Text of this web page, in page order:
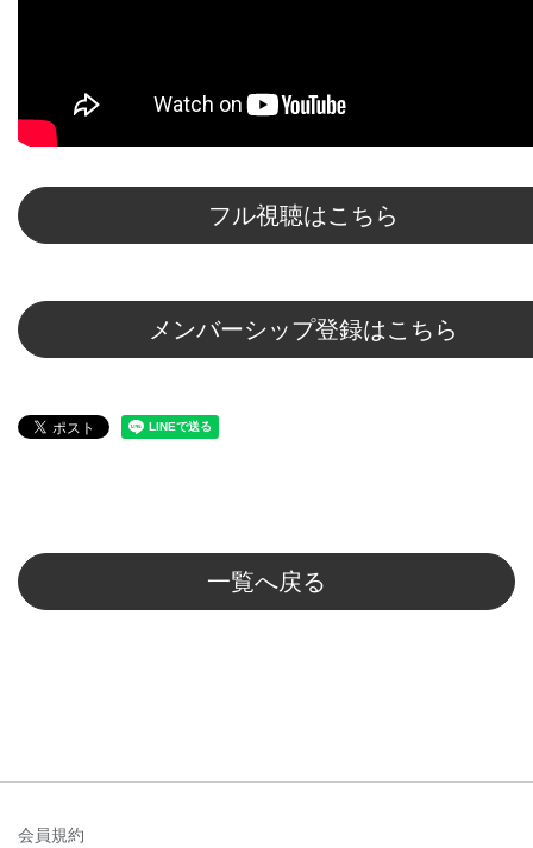
フル視聴はこちら
メンバーシップ登録はこちら
一覧へ戻る
会員規約